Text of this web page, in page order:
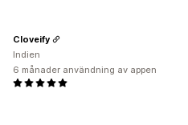
Cloveify
Indien
6 månader användning av appen